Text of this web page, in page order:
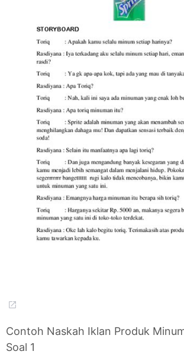
Contoh Naskah Iklan Produk
Soal 1